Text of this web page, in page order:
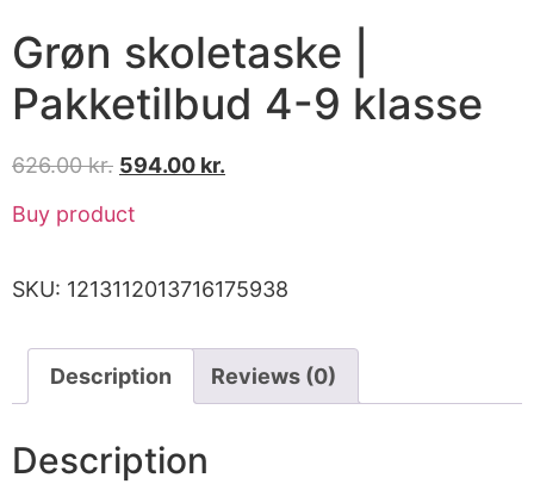
Grøn skoletaske |
Pakketilbud 4-9 klasse
626.00kr. 594.00 kr.
Buy product
SKU: 1213112013716175938
Description Reviews (0)
Description